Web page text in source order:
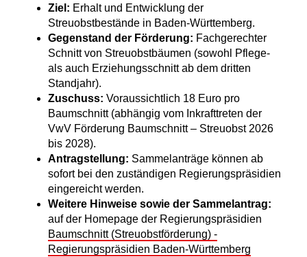
Ziel: Erhalt und Entwicklung der
Streuobstbestände in Baden-Württemberg.
Gegenstand der Förderung: Fachgerechter
Schnitt von Streuobstbäumen (sowohl Pflege-
als auch Erziehungsschnitt ab dem dritten
Standjahr).
Zuschuss: Voraussichtlich 18 Euro pro
Baumschnitt (abhängig vom Inkrafttreten der
VwV Förderung Baumschnitt – Streuobst 2026
bis 2028).
Antragstellung: Sammelanträge können ab
sofort bei den zuständigen Regierungspräsidien
eingereicht werden.
Weitere Hinweise sowie der Sammelantrag:
auf der Homepage der Regierungspräsidien
Baumschnitt (Streuobstförderung) -
Regierungspräsidien Baden-Württemberg